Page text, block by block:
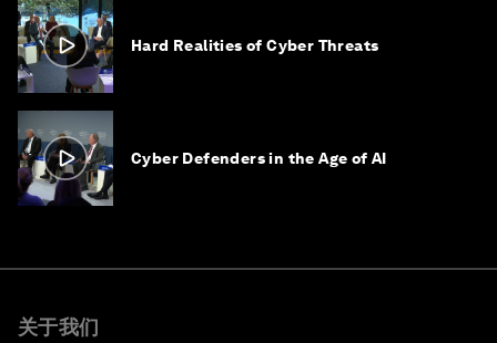
Hard Realities of Cyber Threats
Cyber Defenders in the Age of AI
关于我们